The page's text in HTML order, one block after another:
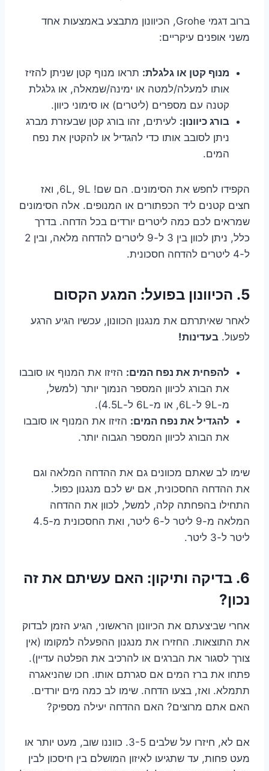
ברוב דגמי Grohe, הכיוונון מתבצע באמצעות אחד
משני אופנים עיקריים:
מנוף קטן או גלגלת: תראו מנוף קטן שניתן להזיז
אותו למעלה/למטה או ימינה/שמאלה, או גלגלת
קטנה עם מספרים (ליטרים) או סימוני כיוון.
בורג כיוונון: לעיתים, זהו בורג קטן שבעזרת מברג
ניתן לסובב אותו כדי להגדיל או להקטין את נפח
המים.
הקפידו לחפש את הסימונים. הם שם! 6L, 9L, ואז
חצים קטנים ליד הכפתורים או המנופים. אלה הסימונים
שמראים לכם כמה ליטרים יורדים בכל הדחה. בדרך
כלל, ניתן לכוון בין 3 ל-9 ליטרים להדחה מלאה, ובין 2
ל-4 ליטרים להדחה חסכונית.
5. הכיוונון בפועל: המגע הקסום
לאחר שאיתרתם את מנגנון הכוונון, עכשיו הגיע הרגע
לפעול. בעדינות!
להפחית את נפח המים: הזיזו את המנוף או סובבו
את הבורג לכיוון המספר הנמוך יותר (למשל,
מ-9L ל-6L, או מ-6L ל-4.5L).
להגדיל את נפח המים: הזיזו את המנוף או סובבו
את הבורג לכיוון המספר הגבוה יותר.
שימו לב שאתם מכוונים גם את ההדחה המלאה וגם
את ההדחה החסכונית, אם יש לכם מנגנון כפול.
התחילו בהפחתה קלה, למשל, לכוון את ההדחה
המלאה מ-9 ליטר ל-6 ליטר, ואת החסכונית מ-4.5
ליטר ל-3 ליטר.
6. בדיקה ותיקון: האם עשיתם את זה
נכון?
אחרי שביצעתם את הכיוונון הראשוני, הגיע הזמן לבדוק
את התוצאות. החזירו את מנגנון ההפעלה למקומו (אין
צורך לסגור את הברגים או להרכיב את הפלטה עדיין).
פתחו את ברז המים אם סגרתם אותו. חכו שהניאגרה
תתמלא. ואז, בצעו הדחה. שימו לב כמה מים יורדים.
האם אתם מרוצים? האם ההדחה יעילה מספיק?
אם לא, חיזרו על שלבים 3-5. כווננו שוב, מעט יותר או
מעט פחות, עד שתגיעו לאיזון המושלם בין חיסכון לבין